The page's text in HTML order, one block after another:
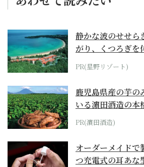
静かな波のせせら
がり、くつろぎを
ホテル by...
PR(星野リゾート)
鹿児島県産の芋の
いる濵田酒造の本
PR(濵田酒造)
オーダーメイドで
つ充電式の耳あな